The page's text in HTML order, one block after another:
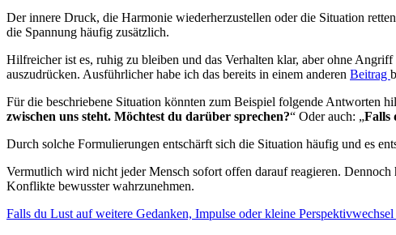
Der innere Druck, die Harmonie wiederherzustellen oder die Situation
die Spannung häufig zusätzlich.
Hilfreicher ist es, ruhig zu bleiben und das Verhalten klar, aber ohne Angriff
auszudrücken. Ausführlicher habe ich das bereits in einem anderen Beitrag
Für die beschriebene Situation könnten zum Beispiel folgende Antworten
zwischen uns steht. Möchtest du darüber sprechen?“ Oder auch: „Falls
Durch solche Formulierungen entschärft sich die Situation häufig und es
Vermutlich wird nicht jeder Mensch sofort offen darauf reagieren.
Konflikte bewusster wahrzunehmen.
Falls du Lust auf weitere Gedanken, Impulse oder kleine